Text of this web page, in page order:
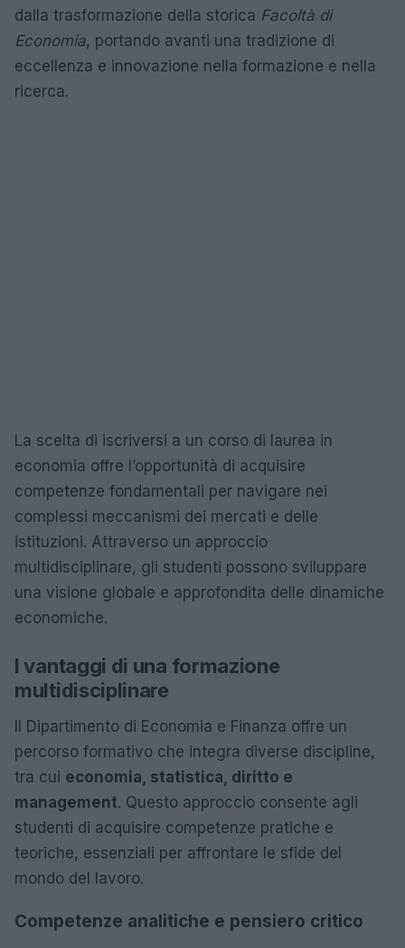
dalla trasformazione della storica Facoltà di
Economia, portando avanti una tradizione di
eccellenza e innovazione nella formazione e nella
ricerca.
La scelta di iscriversi a un corso di laurea in
economia offre l’opportunità di acquisire
competenze fondamentali per navigare nei
complessi meccanismi dei mercati e delle
istituzioni. Attraverso un approccio
multidisciplinare, gli studenti possono sviluppare
una visione globale e approfondita delle dinamiche
economiche.
I vantaggi di una formazione
multidisciplinare
Il Dipartimento di Economia e Finanza offre un
percorso formativo che integra diverse discipline,
tra cui economia, statistica, diritto e
management. Questo approccio consente agli
studenti di acquisire competenze pratiche e
teoriche, essenziali per affrontare le sfide del
mondo del lavoro.
Competenze analitiche e pensiero critico